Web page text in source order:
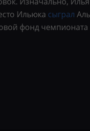
Ильюка сыграл
фонд